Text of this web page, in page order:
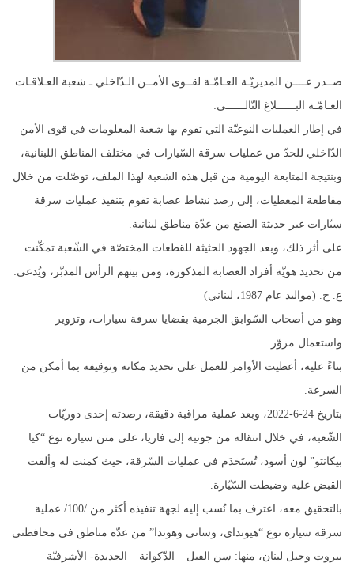
صــدر عــــن المديريّـة العـامّـة لقــوى الأمــن الـدّاخلي ـ شعبة العـلاقـات
العـامّـة البــــــلاغ التّالــــــي:
في إطار العمليات النوعيّة التي تقوم بها شعبة المعلومات في قوى الأمن
الدّاخلي للحدّ من عمليات سرقة السّيارات في مختلف المناطق اللبنانية،
وبنتيجة المتابعة اليومية من قبل هذه الشعبة لهذا الملف، توصّلت من خلال
مقاطعة المعطيات، إلى رصد نشاط عصابة تقوم بتنفيذ عمليات سرقة
سيّارات غير حديثة الصنع من عدّة مناطق لبنانية.
على أثر ذلك، وبعد الجهود الحثيثة للقطعات المختصّة في الشّعبة تمكّنت
من تحديد هويّة أفراد العصابة المذكورة، ومن بينهم الرأس المدبّر، ويُدعى:
ع. خ. (مواليد عام 1987، لبناني)
وهو من أصحاب السّوابق الجرمية بقضايا سرقة سيارات، وتزوير
واستعمال مزوّر.
بناءً عليه، أعطيت الأوامر للعمل على تحديد مكانه وتوقيفه بما أمكن من
السرعة.
بتاريخ 24-6-2022، وبعد عملية مراقبة دقيقة، رصدته إحدى دوريّات
الشّعبة، في خلال انتقاله من جونية إلى فاريا، على متن سيارة نوع “كيا
بيكانتو” لون أسود، تُستَخدَم في عمليات السّرقة، حيث كمنت له وألقت
القبض عليه وضبطت السّيّارة.
بالتحقيق معه، اعترف بما نُسب إليه لجهة تنفيذه أكثر من /100/ عملية
سرقة سيارة نوع “هيونداي، وساني وهوندا” من عدّة مناطق في محافظتي
بيروت وجبل لبنان، منها: سن الفيل – الدّكوانة – الجديدة- الأشرفيّة –